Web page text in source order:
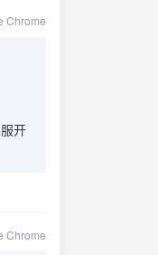
Chrome
开
Chrome